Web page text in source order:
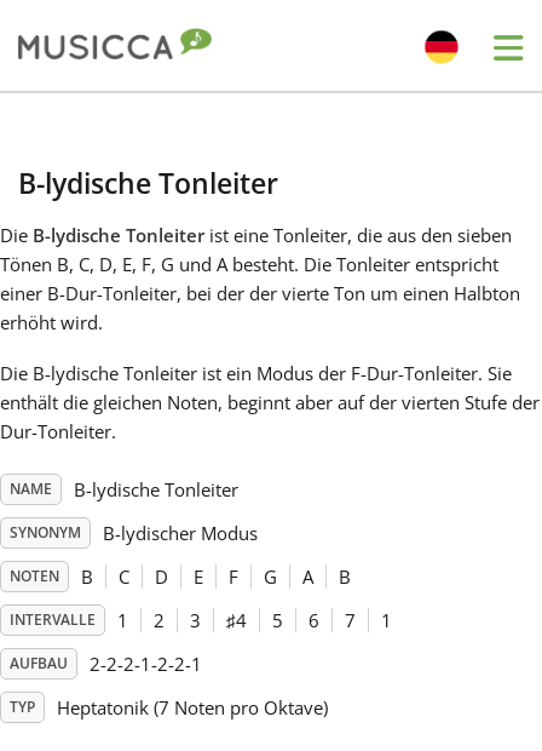
Dansk
English
Français
한국어
B-lydische Tonleiter
Die B-lydische Tonleiterist eine Tonleiter, die aus den sieben
Tönen B, C, D, E, F, G und A besteht. Die Tonleiter entspricht
einer B-Dur-Tonleiter, bei der der vierte Ton um einen Halbton
erhöht wird.
Die B-lydische Tonleiter ist ein Modus der F-Dur-Tonleiter. Sie
enthält die gleichen Noten, beginnt aber auf der vierten Stufe der
Dur-Tonleiter.
NAME B-lydische Tonleiter
SYNONYM B-lydischer Modus
NOTEN B C D E F G A B
INTERVALLE 1 2 3 ♯4 5 6 7 1
AUFBAU 2-2-2-1-2-2-1
TYP Heptatonik (7 Noten pro Oktave)